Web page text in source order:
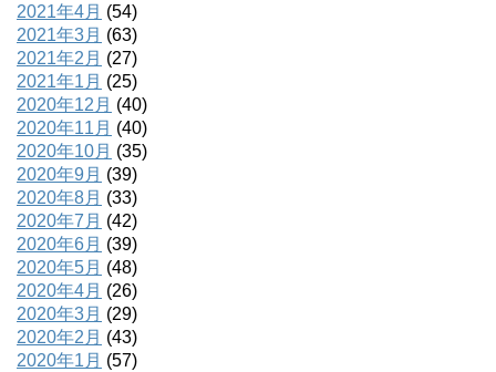
2021年4月 (54)
2021年3月 (63)
2021年2月 (27)
2021年1月 (25)
2020年12月 (40)
2020年11月 (40)
2020年10月 (35)
2020年9月 (39)
2020年8月 (33)
2020年7月 (42)
2020年6月 (39)
2020年5月 (48)
2020年4月 (26)
2020年3月 (29)
2020年2月 (43)
2020年1月 (57)